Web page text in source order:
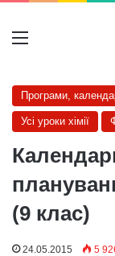
Меню
Програми,
Усі уроки хімії
(9 клас)
24.05.2015 5